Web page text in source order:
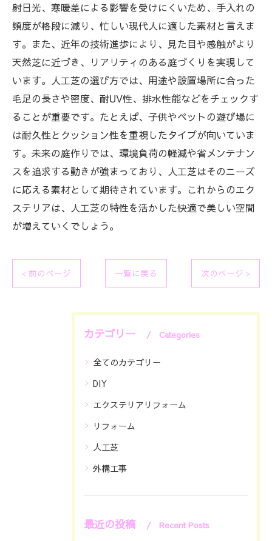
射日光、寒暖差による影響を受けにくいため、手入れの
頻度が格段に減り、忙しい現代人に適した素材と言えま
す。また、近年の技術進歩により、見た目や感触がより
天然芝に近づき、リアリティのある庭づくりを実現して
います。人工芝の選び方では、用途や設置場所に合った
毛足の長さや密度、耐UV性、排水性能などをチェックす
ることが重要です。たとえば、子供やペットの遊び場に
は耐久性とクッション性を重視したタイプが向いていま
す。未来の庭作りでは、環境負荷の軽減や省メンテナン
スを追求する動きが強まっており、人工芝はそのニーズ
に応える素材として期待されています。これからのエク
ステリアは、人工芝の特性を活かした快適で美しい空間
が増えていくでしょう。
< 前のページ 一覧に戻る 次のページ >
カテゴリー Categories
全てのカテゴリー
DIY
エクステリアリフォーム
リフォーム
人工芝
外構工事
最近の投稿 Recent Posts